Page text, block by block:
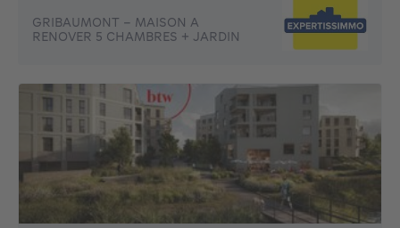
GRIBAUMONT - MAISON A
RENOVER 5 CHAMBRES + JARDIN